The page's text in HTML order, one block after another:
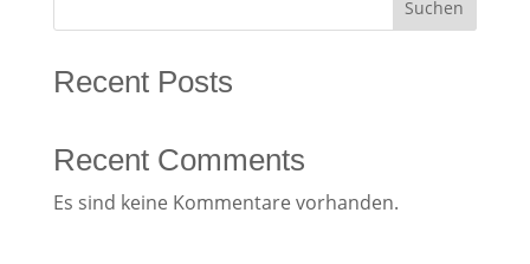
Suchen
Recent Posts
Recent Comments
Es sind keine Kommentare vorhanden.